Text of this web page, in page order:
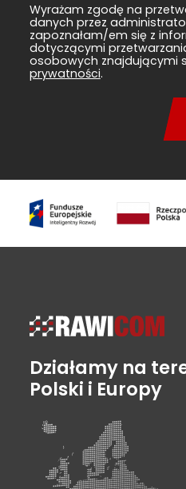
Działamy na
Polski i Europy
Wyrażam zgodę na
danych przez
zapoznałam/em się z
dotyczącymi
osobowych znajdującymi
prywatności.